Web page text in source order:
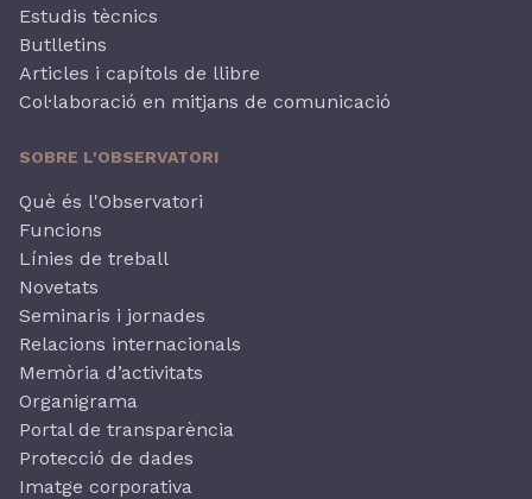
Estudis tècnics
Butlletins
Articles i capítols de llibre
Col·laboració en mitjans de comunicació
SOBRE L'OBSERVATORI
Què és l'Observatori
Funcions
Línies de treball
Novetats
Seminaris i jornades
Relacions internacionals
Memòria d’activitats
Organigrama
Portal de transparència
Protecció de dades
Imatge corporativa